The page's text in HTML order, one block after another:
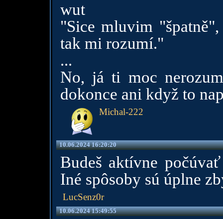
wut
"Sice mluvim
tak mi rozumí."
...
No, já ti moc
dokonce ani když to
Michal-222
10.06.2024 16:20:20
Budeš aktívne
Iné spôsoby sú úplne
LucSenz0r
10.06.2024 15:49:55